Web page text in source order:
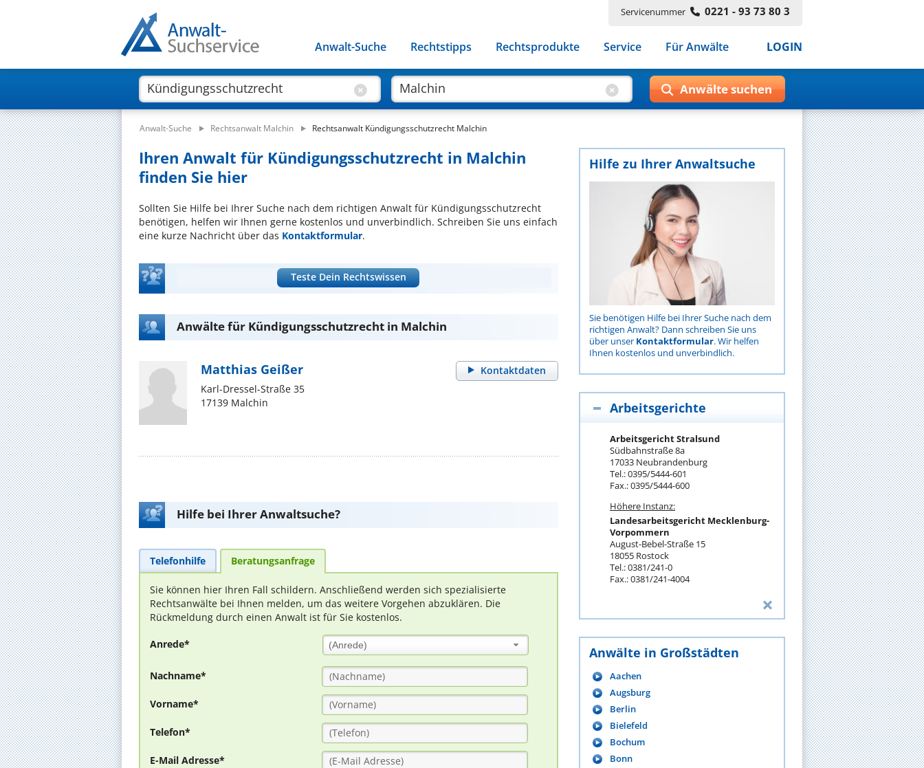
Servicenummer 0221 - 93 73 80 3
Anwalt-Suche Rechtstipps Rechtsprodukte Service Für Anwälte LOGIN
Anwalt-Suche Rechtsanwalt Malchin Rechtsanwalt Kündigungsschutzrecht Malchin
Ihren Anwalt für Kündigungsschutzrecht in Malchin
finden Sie hier
Sollten Sie Hilfe bei Ihrer Suche nach dem richtigen Anwalt für Kündigungsschutzrecht
benötigen, helfen wir Ihnen gerne kostenlos und unverbindlich. Schreiben Sie uns einfach
eine kurze Nachricht über das Kontaktformular.
Teste Dein Rechtswissen
Anwälte für Kündigungsschutzrecht in Malchin
Kontaktdaten
Matthias Geißer
Karl-Dressel-Straße 35
17139 Malchin
Hilfe bei Ihrer Anwaltsuche?
Telefonhilfe Beratungsanfrage
Sie können hier Ihren Fall schildern. Anschließend werden sich spezialisierte
Rechtsanwälte bei Ihnen melden, um das weitere Vorgehen abzuklären. Die
Rückmeldung durch einen Anwalt ist für Sie kostenlos.
Anrede* (Anrede)
Nachname*
Vorname*
Telefon*
E-Mail Adresse*
Hilfe zu Ihrer Anwaltsuche
Sie benötigen Hilfe bei Ihrer Suche nach dem
richtigen Anwalt? Dann schreiben Sie uns
über unser Kontaktformular. Wir helfen
Ihnen kostenlos und unverbindlich.
Arbeitsgerichte
Arbeitsgericht Stralsund
Südbahnstraße 8a
17033 Neubrandenburg
Tel.: 0395/5444-601
Fax.: 0395/5444-600
Höhere Instanz:
Landesarbeitsgericht Mecklenburg-
Vorpommern
August-Bebel-Straße 15
18055 Rostock
Tel.: 0381/241-0
Fax.: 0381/241-4004
Anwälte in Großstädten
Aachen
Augsburg
Berlin
Bielefeld
Bochum
Bonn